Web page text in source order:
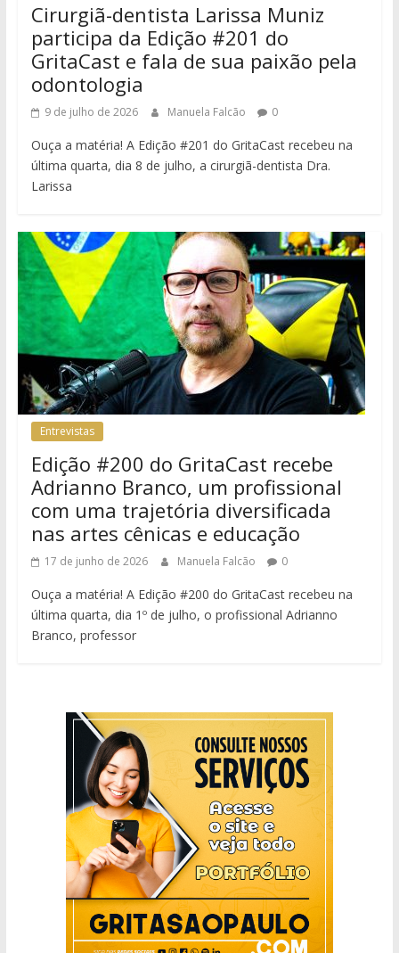
Cirurgiã-dentista Larissa Muniz
participa da Edição #201 do
GritaCast e fala de sua paixão pela
odontologia
9 de julho de 2026 Manuela Falcão 0
Ouça a matéria! A Edição #201 do GritaCast recebeu na
última quarta, dia 8 de julho, a cirurgiã-dentista Dra.
Larissa
Entrevistas
Edição #200 do GritaCast recebe
Adrianno Branco, um profissional
com uma trajetória diversificada
nas artes cênicas e educação
17 de junho de 2026 Manuela Falcão 0
Ouça a matéria! A Edição #200 do GritaCast recebeu na
última quarta, dia 1º de julho, o profissional Adrianno
Branco, professor